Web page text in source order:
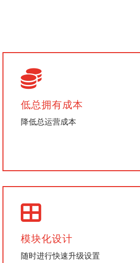
低总拥有成本
降低总运营成本
模块化设计
随时进行快速升级设置